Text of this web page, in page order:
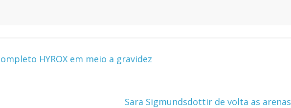
HYROX em meio a gravidez
Sara Sigmundsdottir de volta as arenas